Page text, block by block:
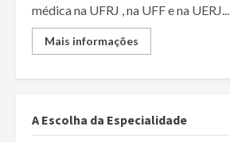
médica na UFRJ , na UFF e na UERJ...
Mais informações
A Escolha da Especialidade